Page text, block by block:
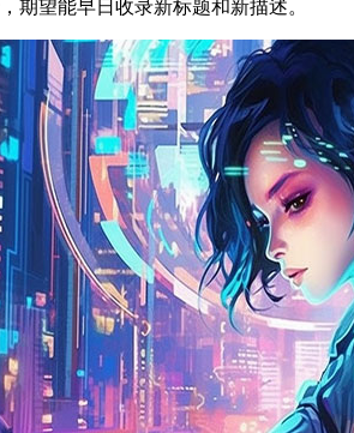
期望能早日收录新标题和新描述。